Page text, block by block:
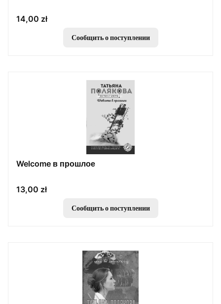
Цена
14,00 zł
Сообщить о поступлении
Welcome в прошлое
Цена
13,00 zł
Сообщить о поступлении